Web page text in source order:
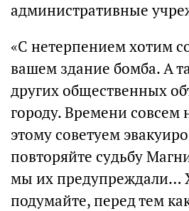
административные
«С нетерпением хотим
вашем здание бомба. А
других общественных
городу. Времени совсем
этому советуем
повторяйте судьбу
мы их предупреждали…
подумайте, перед тем